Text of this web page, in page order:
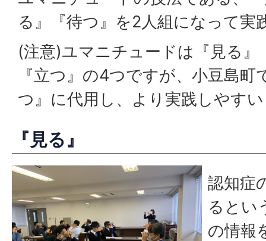
る』『待つ』を2人組になって実
(注意)ユマニチュードは『見る』
『立つ』の4つですが、小豆島
つ』に代用し、より実践しやす
『見る』
認知症
るとい
の情報